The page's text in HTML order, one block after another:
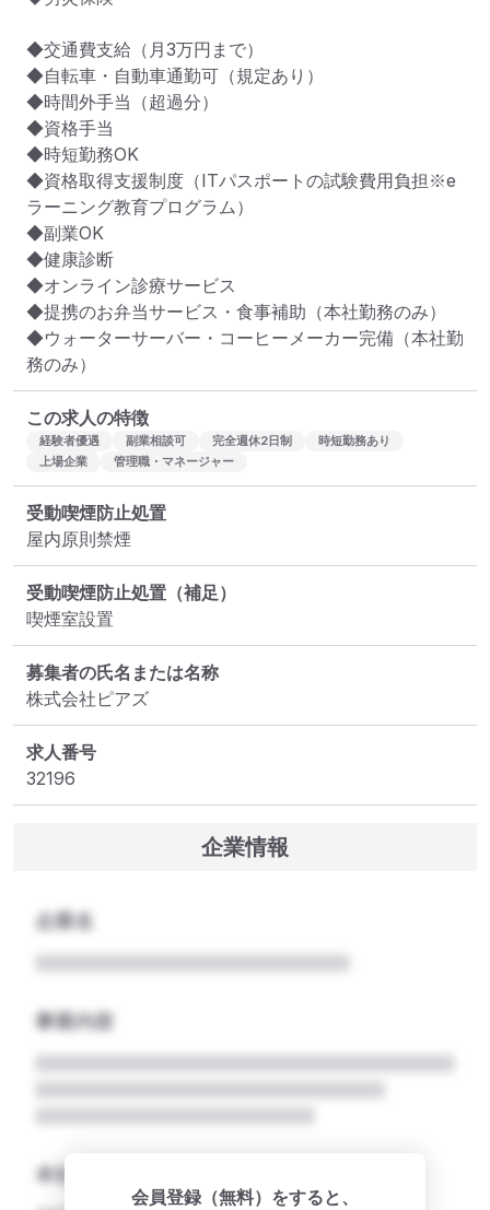
◆交通費支給（月3万円まで）
◆自転車・自動車通勤可（規定あり）
◆時間外手当（超過分）
◆資格手当
◆時短勤務OK
◆資格取得支援制度（ITパスポートの試験費用負担※e
ラーニング教育プログラム）
◆副業OK
◆健康診断
◆オンライン診療サービス
◆提携のお弁当サービス・食事補助（本社勤務のみ）
◆ウォーターサーバー・コーヒーメーカー完備（本社勤
務のみ）
この求人の特徴
経験者優遇 副業相談可 完全週休2日制
時短勤務あり
上場企業
管理職・マネージャー
受動喫煙防止処置
屋内原則禁煙
受動喫煙防止処置（補足）
喫煙室設置
募集者の氏名または名称
株式会社ピアズ
求人番号
32196
企業情報
企業名
事業内容
本社所在地名
会員登録（無料）をすると、